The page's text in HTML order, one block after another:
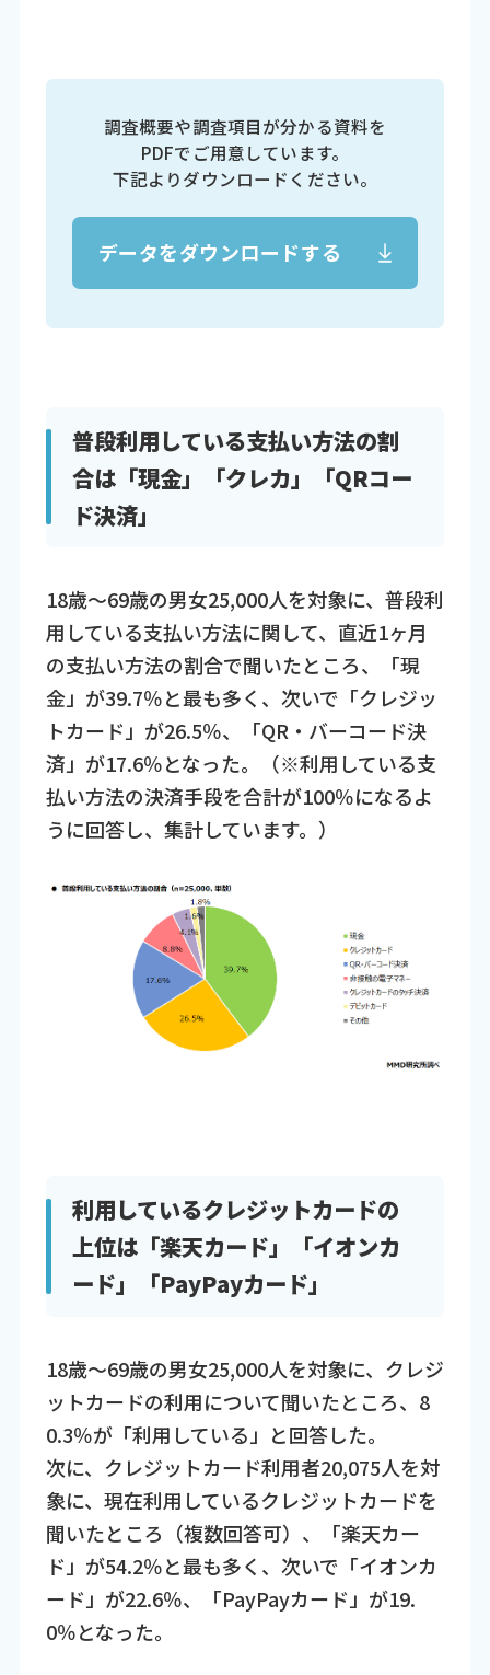
調査概要や調査項目が分かる資料を
PDFでご用意しています。
下記よりダウンロードください。
データをダウンロードする
普段利用している支払い方法の割
合は「現金」「クレカ」「QRコー
ド決済」
18歳～69歳の男女25,000人を対象に、普段利
用している支払い方法に関して、直近1ヶ月
の支払い方法の割合で聞いたところ、「現
金」が39.7％と最も多く、次いで「クレジッ
トカード」が26.5％、「QR・バーコード決
済」が17.6％となった。（※利用している支
払い方法の決済手段を合計が100％になるよ
うに回答し、集計しています。）
利用しているクレジットカードの
上位は「楽天カード」「イオンカ
ード」「PayPayカード」
18歳～69歳の男女25,000人を対象に、クレジ
ットカードの利用について聞いたところ、8
0.3％が「利用している」と回答した。
次に、クレジットカード利用者20,075人を対
象に、現在利用しているクレジットカードを
聞いたところ（複数回答可）、「楽天カー
ド」が54.2％と最も多く、次いで「イオンカ
ード」が22.6％、「PayPayカード」が19.
0％となった。